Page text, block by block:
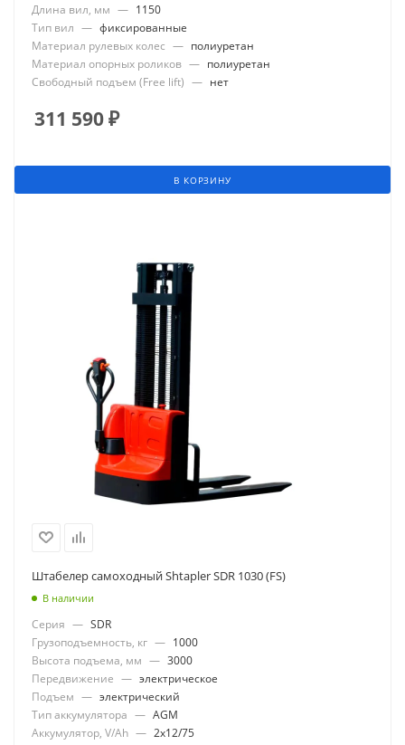
Длина вил, мм — 1150
Тип вил — фиксированные
Материал рулевых колес — полиуретан
Материал опорных роликов — полиуретан
Свободный подъем (Free lift) — нет
311 590₽
В КОРЗИНУ
Штабелер самоходный Shtapler SDR 1030 (FS)
В наличии
Серия — SDR
Грузоподъемность, кг — 1000
Высота подъема, мм — 3000
Передвижение — электрическое
Подъем — электрический
Тип аккумулятора — AGM
Аккумулятор, V/Ah — 2x12/75